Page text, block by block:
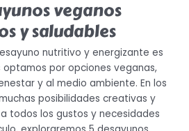
veganos
y saludables
nutritivo y energizante es
por opciones veganas,
y al medio ambiente. En los
posibilidades creativas y
todos los gustos y necesidades